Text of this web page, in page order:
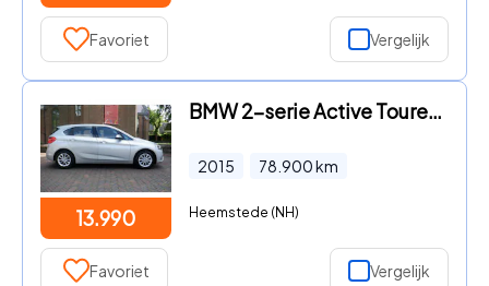
Favoriet Vergelijk
13.990
BMW 2-serie Active Tourer - Tour (f45). 218I AUT Active -PAN.DAK.PDC-STOELVERW.-BOVAG
2015 78.900km
Heemstede (NH)
Favoriet Vergelijk